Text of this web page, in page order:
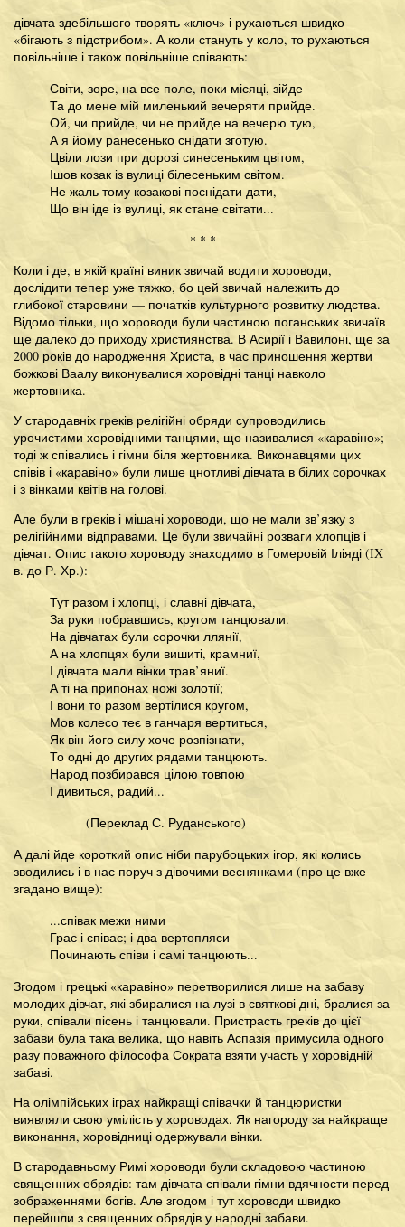
дівчата здебільшого творять «ключ» і рухаються швидко —
«бігають з підстрибом». А коли стануть у коло, то рухаються
повільніше і також повільніше співають:
Світи, зоре, на все поле, поки місяці, зійде
Та до мене мій миленький вечеряти прийде.
Ой, чи прийде, чи не прийде на вечерю тую,
А я йому ранесенько снідати зготую.
Цвіли лози при дорозі синесеньким цвітом,
Ішов козак із вулиці білесеньким світом.
Не жаль тому козакові поснідати дати,
Що він іде із вулиці, як стане світати...
* * *
Коли і де, в якій країні виник звичай водити хороводи,
дослідити тепер уже тяжко, бо цей звичай належить до
глибокої старовини — початків культурного розвитку людства.
Відомо тільки, що хороводи були частиною поганських звичаїв
ще далеко до приходу християнства. В Асирії і Вавилоні, ще за
2000 років до народження Христа, в час приношення жертви
божкові Ваалу виконувалися хоровідні танці навколо
жертовника.
У стародавніх греків релігійні обряди супроводились
урочистими хоровідними танцями, що називалися «каравіно»;
тоді ж співались і гімни біля жертовника. Виконавцями цих
співів і «каравіно» були лише цнотливі дівчата в білих сорочках
і з вінками квітів на голові.
Але були в греків і мішані хороводи, що не мали зв’язку з
релігійними відправами. Це були звичайні розваги хлопців і
дівчат. Опис такого хороводу знаходимо в Гомеровій Іліяді (IX
в. до Р. Хр.):
Тут разом і хлопці, і славні дівчата,
За руки побравшись, кругом танцювали.
На дівчатах були сорочки ллянії,
А на хлопцях були вишиті, крамниї,
І дівчата мали вінки трав’яниї.
А ті на припонах ножі золотії;
І вони то разом вертілися кругом,
Мов колесо теє в ганчаря вертиться,
Як він його силу хоче розпізнати, —
То одні до других рядами танцюють.
Народ позбирався цілою товпою
І дивиться, радий...
(Переклад С. Руданського)
А далі йде короткий опис ніби парубоцьких ігор, які колись
зводились і в нас поруч з дівочими веснянками (про це вже
згадано вище):
...співак межи ними
Грає і співає; і два вертопляси
Починають співи і самі танцюють...
Згодом і грецькі «каравіно» перетворилися лише на забаву
молодих дівчат, які збиралися на лузі в святкові дні, бралися за
руки, співали пісень і танцювали. Пристрасть греків до цієї
забави була така велика, що навіть Аспазія примусила одного
разу поважного філософа Сократа взяти участь у хоровідній
забаві.
На олімпійських іграх найкращі співачки й танцюристки
виявляли свою умілість у хороводах. Як нагороду за найкраще
виконання, хоровідниці одержували вінки.
В стародавньому Римі хороводи були складовою частиною
священних обрядів: там дівчата співали гімни вдячности перед
зображеннями богів. Але згодом і тут хороводи швидко
перейшли з священних обрядів у народні забави.